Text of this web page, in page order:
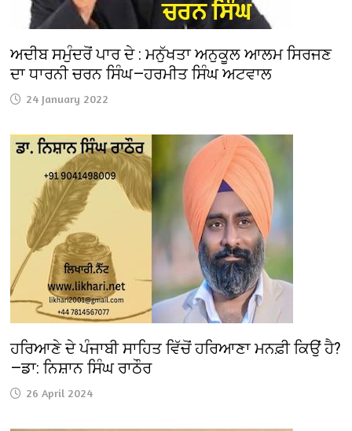
ਅਦੀਬ ਸਮੁੰਦਰੋਂ ਪਾਰ ਦੇ : ਮਨੁੱਖਤਾ ਅਨੁਕੂਲ ਆਲਮ ਸਿਰਜਣ
ਦਾ ਧਾਰਨੀ ਚਰਨ ਸਿੰਘ—ਹਰਮੀਤ ਸਿੰਘ ਅਟਵਾਲ
24 January 2022
ਹਰਿਆਣੇ ਦੇ ਪੰਜਾਬੀ ਸਾਹਿਤ ਵਿੱਚੋਂ ਹਰਿਆਣਾ ਮਨਫ਼ੀ ਕਿਉਂ ਹੈ?
—ਡਾ: ਨਿਸ਼ਾਨ ਸਿੰਘ ਰਾਠੌਰ
26 April 2024